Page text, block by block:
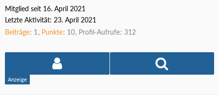
Mitglied seit 16. April 2021
Letzte Aktivität: 23. April 2021
Beiträge 1 Punkte 10 Profil-Aufrufe 312